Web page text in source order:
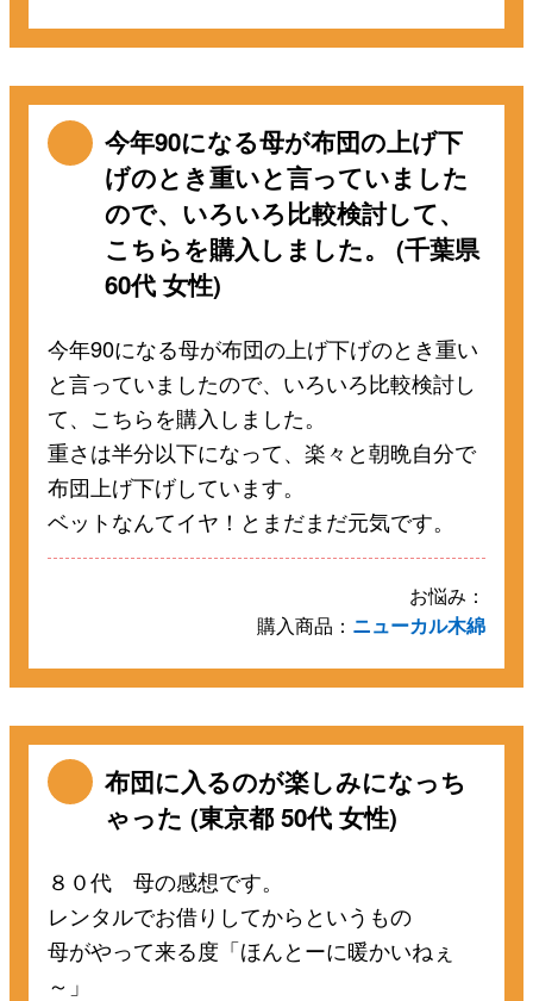
今年90になる母が布団の上げ下
げのとき重いと言っていました
ので、いろいろ比較検討して、
こちらを購入しました。 (千葉県
60代 女性)
今年90になる母が布団の上げ下げのとき重い
と言っていましたので、いろいろ比較検討し
て、こちらを購入しました。
重さは半分以下になって、楽々と朝晩自分で
布団上げ下げしています。
ベットなんてイヤ！とまだまだ元気です。
お悩み：
購入商品： ニューカル木綿
布団に入るのが楽しみになっち
ゃった (東京都 50代 女性)
８０代 母の感想です。
レンタルでお借りしてからというもの
母がやって来る度「ほんとーに暖かいねぇ
～」